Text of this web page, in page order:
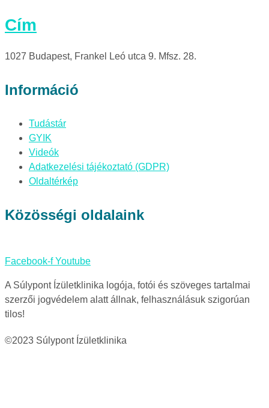
Cím
1027 Budapest, Frankel Leó utca 9. Mfsz. 28.
Információ
Tudástár
GYIK
Videók
Adatkezelési tájékoztató (GDPR)
Oldaltérkép
Közösségi oldalaink
Facebook-f Youtube
A Súlypont Ízületklinika logója, fotói és szöveges tartalmai
szerzői jogvédelem alatt állnak, felhasználásuk szigorúan
tilos!
©2023 Súlypont Ízületklinika